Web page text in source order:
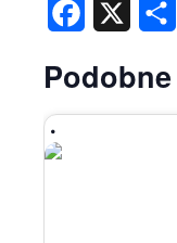
Facebook